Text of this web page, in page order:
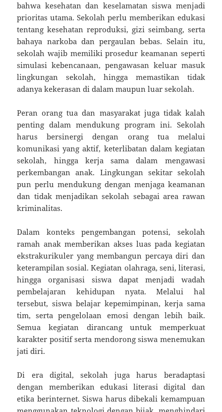
bahwa kesehatan dan keselamatan siswa menjadi
prioritas utama. Sekolah perlu memberikan edukasi
tentang kesehatan reproduksi, gizi seimbang, serta
bahaya narkoba dan pergaulan bebas. Selain itu,
sekolah wajib memiliki prosedur keamanan seperti
simulasi kebencanaan, pengawasan keluar masuk
lingkungan sekolah, hingga memastikan tidak
adanya kekerasan di dalam maupun luar sekolah.
Peran orang tua dan masyarakat juga tidak kalah
penting dalam mendukung program ini. Sekolah
harus bersinergi dengan orang tua melalui
komunikasi yang aktif, keterlibatan dalam kegiatan
sekolah, hingga kerja sama dalam mengawasi
perkembangan anak. Lingkungan sekitar sekolah
pun perlu mendukung dengan menjaga keamanan
dan tidak menjadikan sekolah sebagai area rawan
kriminalitas.
Dalam konteks pengembangan potensi, sekolah
ramah anak memberikan akses luas pada kegiatan
ekstrakurikuler yang membangun percaya diri dan
keterampilan sosial. Kegiatan olahraga, seni, literasi,
hingga organisasi siswa dapat menjadi wadah
pembelajaran kehidupan nyata. Melalui hal
tersebut, siswa belajar kepemimpinan, kerja sama
tim, serta pengelolaan emosi dengan lebih baik.
Semua kegiatan dirancang untuk memperkuat
karakter positif serta mendorong siswa menemukan
jati diri.
Di era digital, sekolah juga harus beradaptasi
dengan memberikan edukasi literasi digital dan
etika berinternet. Siswa harus dibekali kemampuan